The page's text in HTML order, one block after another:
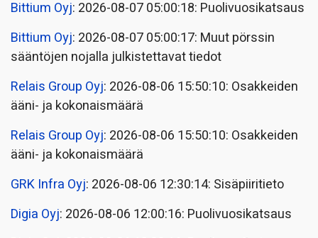
Bittium Oyj: 2026-08-07 05:00:18: Puolivuosikatsaus
Bittium Oyj: 2026-08-07 05:00:17: Muut pörssin
sääntöjen nojalla julkistettavat tiedot
Relais Group Oyj: 2026-08-06 15:50:10: Osakkeiden
ääni- ja kokonaismäärä
Relais Group Oyj: 2026-08-06 15:50:10: Osakkeiden
ääni- ja kokonaismäärä
GRK Infra Oyj: 2026-08-06 12:30:14: Sisäpiiritieto
Digia Oyj: 2026-08-06 12:00:16: Puolivuosikatsaus